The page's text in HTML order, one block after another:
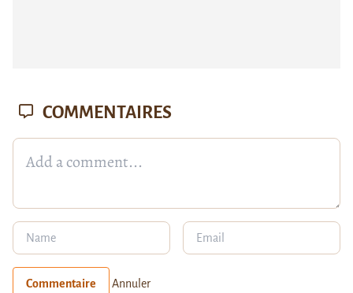
COMMENTAIRES
Commentaire Annuler